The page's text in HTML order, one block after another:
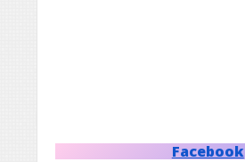
Facebook